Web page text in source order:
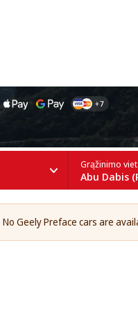
Grąžinimo
Abu Dabis
No Geely Preface cars are